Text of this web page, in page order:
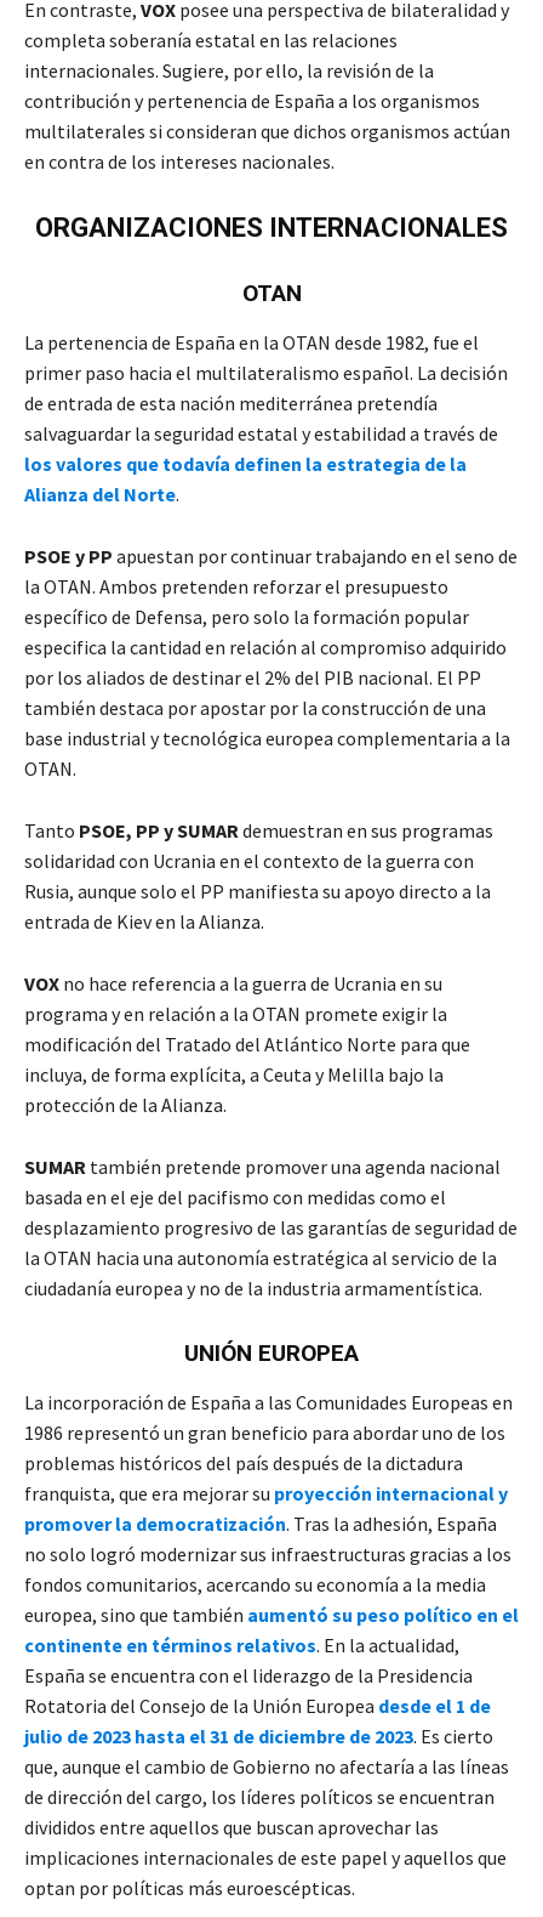
En contraste, VOX posee una perspectiva de bilateralidad y
completa soberanía estatal en las relaciones
internacionales. Sugiere, por ello, la revisión de la
contribución y pertenencia de España a los organismos
multilaterales si consideran que dichos organismos actúan
en contra de los intereses nacionales.
ORGANIZACIONES INTERNACIONALES
OTAN
La pertenencia de España en la OTAN desde 1982, fue el
primer paso hacia el multilateralismo español. La decisión
de entrada de esta nación mediterránea pretendía
salvaguardar la seguridad estatal y estabilidad a través de
los valores que todavía definen la estrategia de la
Alianza del Norte.
PSOE y PP apuestan por continuar trabajando en el seno de
la OTAN. Ambos pretenden reforzar el presupuesto
específico de Defensa, pero solo la formación popular
especifica la cantidad en relación al compromiso adquirido
por los aliados de destinar el 2% del PIB nacional. El PP
también destaca por apostar por la construcción de una
base industrial y tecnológica europea complementaria a la
OTAN.
Tanto PSOE, PP y SUMAR demuestran en sus programas
solidaridad con Ucrania en el contexto de la guerra con
Rusia, aunque solo el PP manifiesta su apoyo directo a la
entrada de Kiev en la Alianza.
VOX no hace referencia a la guerra de Ucrania en su
programa y en relación a la OTAN promete exigir la
modificación del Tratado del Atlántico Norte para que
incluya, de forma explícita, a Ceuta y Melilla bajo la
protección de la Alianza.
SUMAR también pretende promover una agenda nacional
basada en el eje del pacifismo con medidas como el
desplazamiento progresivo de las garantías de seguridad de
la OTAN hacia una autonomía estratégica al servicio de la
ciudadanía europea y no de la industria armamentística.
UNIÓN EUROPEA
La incorporación de España a las Comunidades Europeas en
1986 representó un gran beneficio para abordar uno de los
problemas históricos del país después de la dictadura
franquista, que era mejorar su proyección internacional y
promover la democratización. Tras la adhesión, España
no solo logró modernizar sus infraestructuras gracias a los
fondos comunitarios, acercando su economía a la media
europea, sino que también aumentó su peso político en el
continente en términos relativos. En la actualidad,
España se encuentra con el liderazgo de la Presidencia
Rotatoria del Consejo de la Unión Europea desde el 1 de
julio de 2023 hasta el 31 de diciembre de 2023. Es cierto
que, aunque el cambio de Gobierno no afectaría a las líneas
de dirección del cargo, los líderes políticos se encuentran
divididos entre aquellos que buscan aprovechar las
implicaciones internacionales de este papel y aquellos que
optan por políticas más euroescépticas.